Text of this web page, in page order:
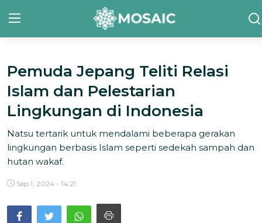
Contact
Tentang Kami
Team Kami
Galeri
Pemuda Jepang Teliti Relasi
Islam dan Pelestarian
Lingkungan di Indonesia
Natsu tertarik untuk mendalami beberapa gerakan
lingkungan berbasis Islam seperti sedekah sampah dan
hutan wakaf.
Sep 1, 2024 - 14:21